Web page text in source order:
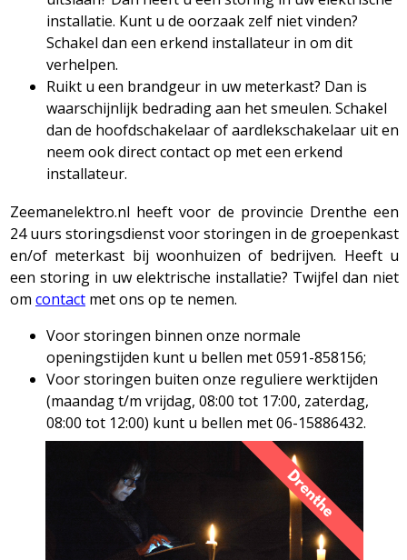
installatie. Kunt u de oorzaak zelf niet vinden?
Schakel dan een erkend installateur in om dit
verhelpen.
Ruikt u een brandgeur in uw meterkast? Dan is
waarschijnlijk bedrading aan het smeulen. Schakel
dan de hoofdschakelaar of aardlekschakelaar uit en
neem ook direct contact op met een erkend
installateur.
Zeemanelektro.nl heeft voor de provincie Drenthe een
24 uurs storingsdienst voor storingen in de groepenkast
en/of meterkast bij woonhuizen of bedrijven. Heeft u
een storing in uw elektrische installatie? Twijfel dan niet
om contact met ons op te nemen.
Voor storingen binnen onze normale
openingstijden kunt u bellen met 0591-858156;
Voor storingen buiten onze reguliere werktijden
(maandag t/m vrijdag, 08:00 tot 17:00, zaterdag,
08:00 tot 12:00) kunt u bellen met 06-15886432.